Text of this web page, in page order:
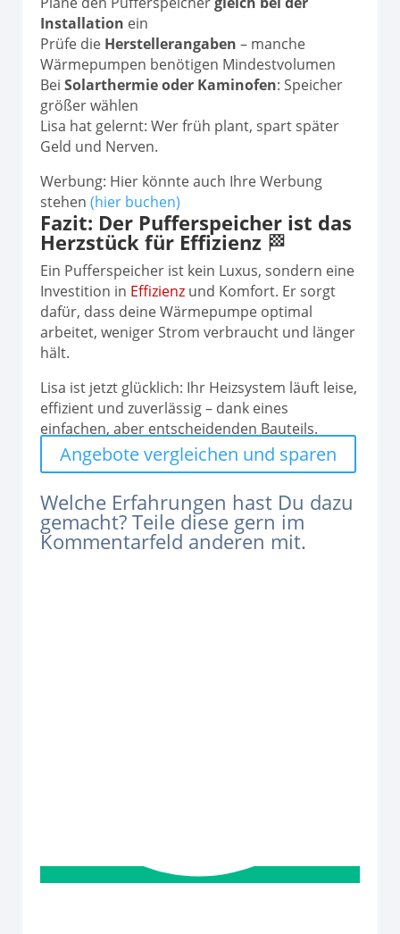
Installation ein
Prüfe die Herstellerangaben – manche
Wärmepumpen benötigen Mindestvolumen
Bei Solarthermie oder Kaminofen: Speicher
größer wählen
Lisa hat gelernt: Wer früh plant, spart später
Geld und Nerven.
Werbung: Hier könnte auch Ihre Werbung
stehen (hier buchen)
Fazit: Der Pufferspeicher ist das
Herzstück für Effizienz 🏁
Ein Pufferspeicher ist kein Luxus, sondern eine
Investition in Effizienz und Komfort. Er sorgt
dafür, dass deine Wärmepumpe optimal
arbeitet, weniger Strom verbraucht und länger
hält.
Lisa ist jetzt glücklich: Ihr Heizsystem läuft leise,
effizient und zuverlässig – dank eines
einfachen, aber entscheidenden Bauteils.
Angebote vergleichen und sparen
Welche Erfahrungen hast Du dazu
gemacht? Teile diese gern im
Kommentarfeld anderen mit.